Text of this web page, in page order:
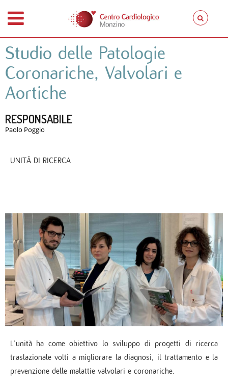
Studio delle Patologie
Coronariche, Valvolari e
Aortiche
RESPONSABILE
Paolo Poggio
UNITÁ DI RICERCA
L’unità ha come obiettivo lo sviluppo di progetti di ricerca
traslazionale volti a migliorare la diagnosi, il trattamento e la
prevenzione delle malattie valvolari e coronariche.